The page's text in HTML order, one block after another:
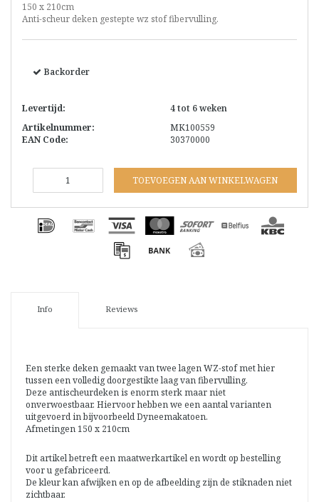
150 x 210cm
Anti-scheur deken gestepte wz stof fibervulling.
Backorder
Levertijd:
4 tot 6 weken
Artikelnummer:
MK100559
EAN Code:
30370000
TOEVOEGEN AAN WINKELWAGEN
Info Reviews
Een sterke deken gemaakt van twee lagen WZ-stof met hier
tussen een volledig doorgestikte laag van fibervulling.
Deze antischeurdeken is enorm sterk maar niet
onverwoestbaar. Hiervoor hebben we een aantal varianten
uitgevoerd in bijvoorbeeld Dyneemakatoen.
Afmetingen 150 x 210cm
Dit artikel betreft een maatwerkartikel en wordt op bestelling
voor u gefabriceerd.
De kleur kan afwijken en op de afbeelding zijn de stiknaden niet
zichtbaar.